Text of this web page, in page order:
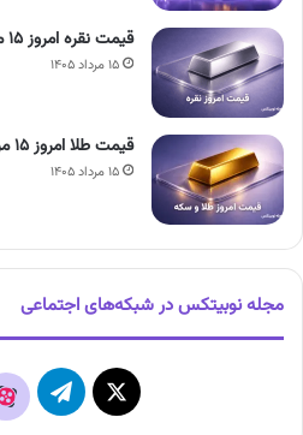
قیمت نقره امروز ۱۵ مرداد ۱۴۰۵ – نقره گران شد
۱۵ مرداد ۱۴۰۵
قیمت طلا امروز ۱۵ مرداد ۱۴۰۵ – طلا گران شد
۱۵ مرداد ۱۴۰۵
مجله نوبیتکس در شبکه‌های اجتماعی
X تلگرام